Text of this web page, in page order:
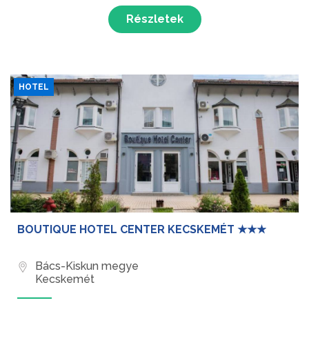
Részletek
HOTEL
BOUTIQUE HOTEL CENTER KECSKEMÉT ★★★
Bács-Kiskun megye
Kecskemét